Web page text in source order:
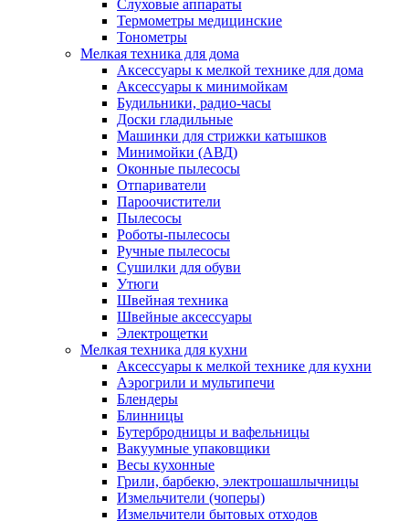
Слуховые аппараты
Термометры медицинские
Тонометры
Мелкая техника для дома
Аксессуары к мелкой технике для дома
Аксессуары к минимойкам
Будильники, радио-часы
Доски гладильные
Машинки для стрижки катышков
Минимойки (АВД)
Оконные пылесосы
Отпариватели
Пароочистители
Пылесосы
Роботы-пылесосы
Ручные пылесосы
Сушилки для обуви
Утюги
Швейная техника
Швейные аксессуары
Электрощетки
Мелкая техника для кухни
Аксессуары к мелкой технике для кухни
Аэрогрили и мультипечи
Блендеры
Блинницы
Бутербродницы и вафельницы
Вакуумные упаковщики
Весы кухонные
Грили, барбекю, электрошашлычницы
Измельчители (чоперы)
Измельчители бытовых отходов